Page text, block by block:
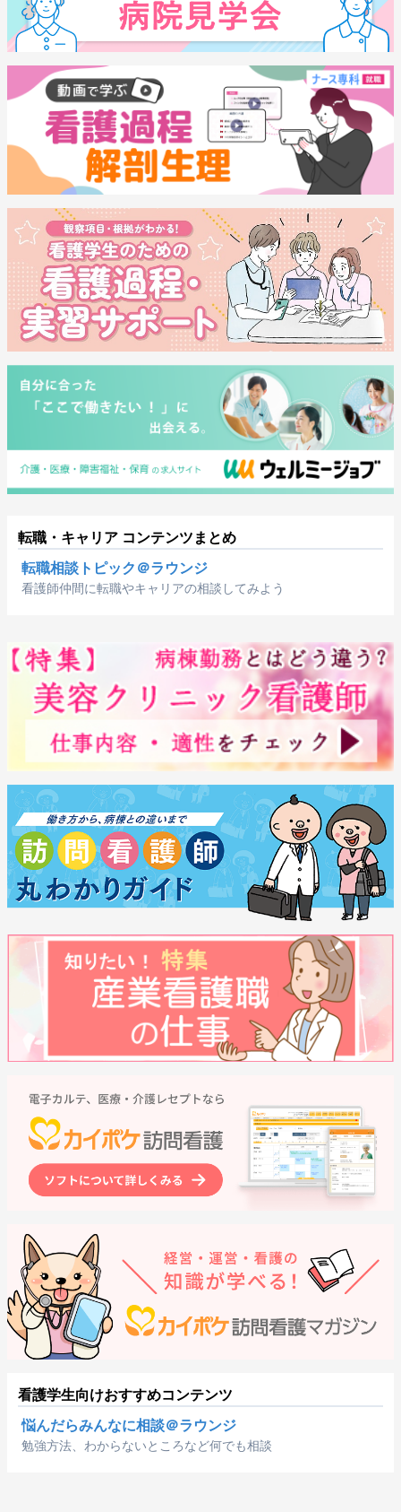
転職・キャリア コンテンツまとめ
転職相談トピック＠ラウンジ
看護師仲間に転職やキャリアの相談してみよう
看護学生向けおすすめコンテンツ
悩んだらみんなに相談＠ラウンジ
勉強方法、わからないところなど何でも相談